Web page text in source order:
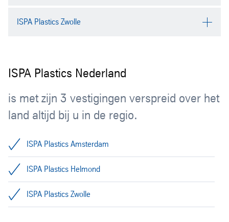
ISPA Plastics Helmond
Vossenbeemd 92 A/B
ISPA Plastics Zwolle
ISPA Plastics Nederland
is met zijn 3 vestigingen verspreid over het
land altijd bij u in de regio.
ISPA Plastics Amsterdam
ISPA Plastics Helmond
ISPA Plastics Zwolle